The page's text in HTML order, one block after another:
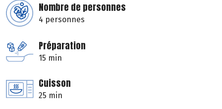
Nombre de personnes
4 personnes
Préparation
15 min
Cuisson
25 min